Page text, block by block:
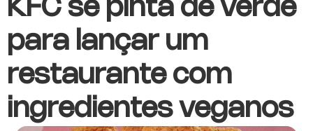
KFC se pinta de verde
para lançar um
restaurante com
ingredientes veganos